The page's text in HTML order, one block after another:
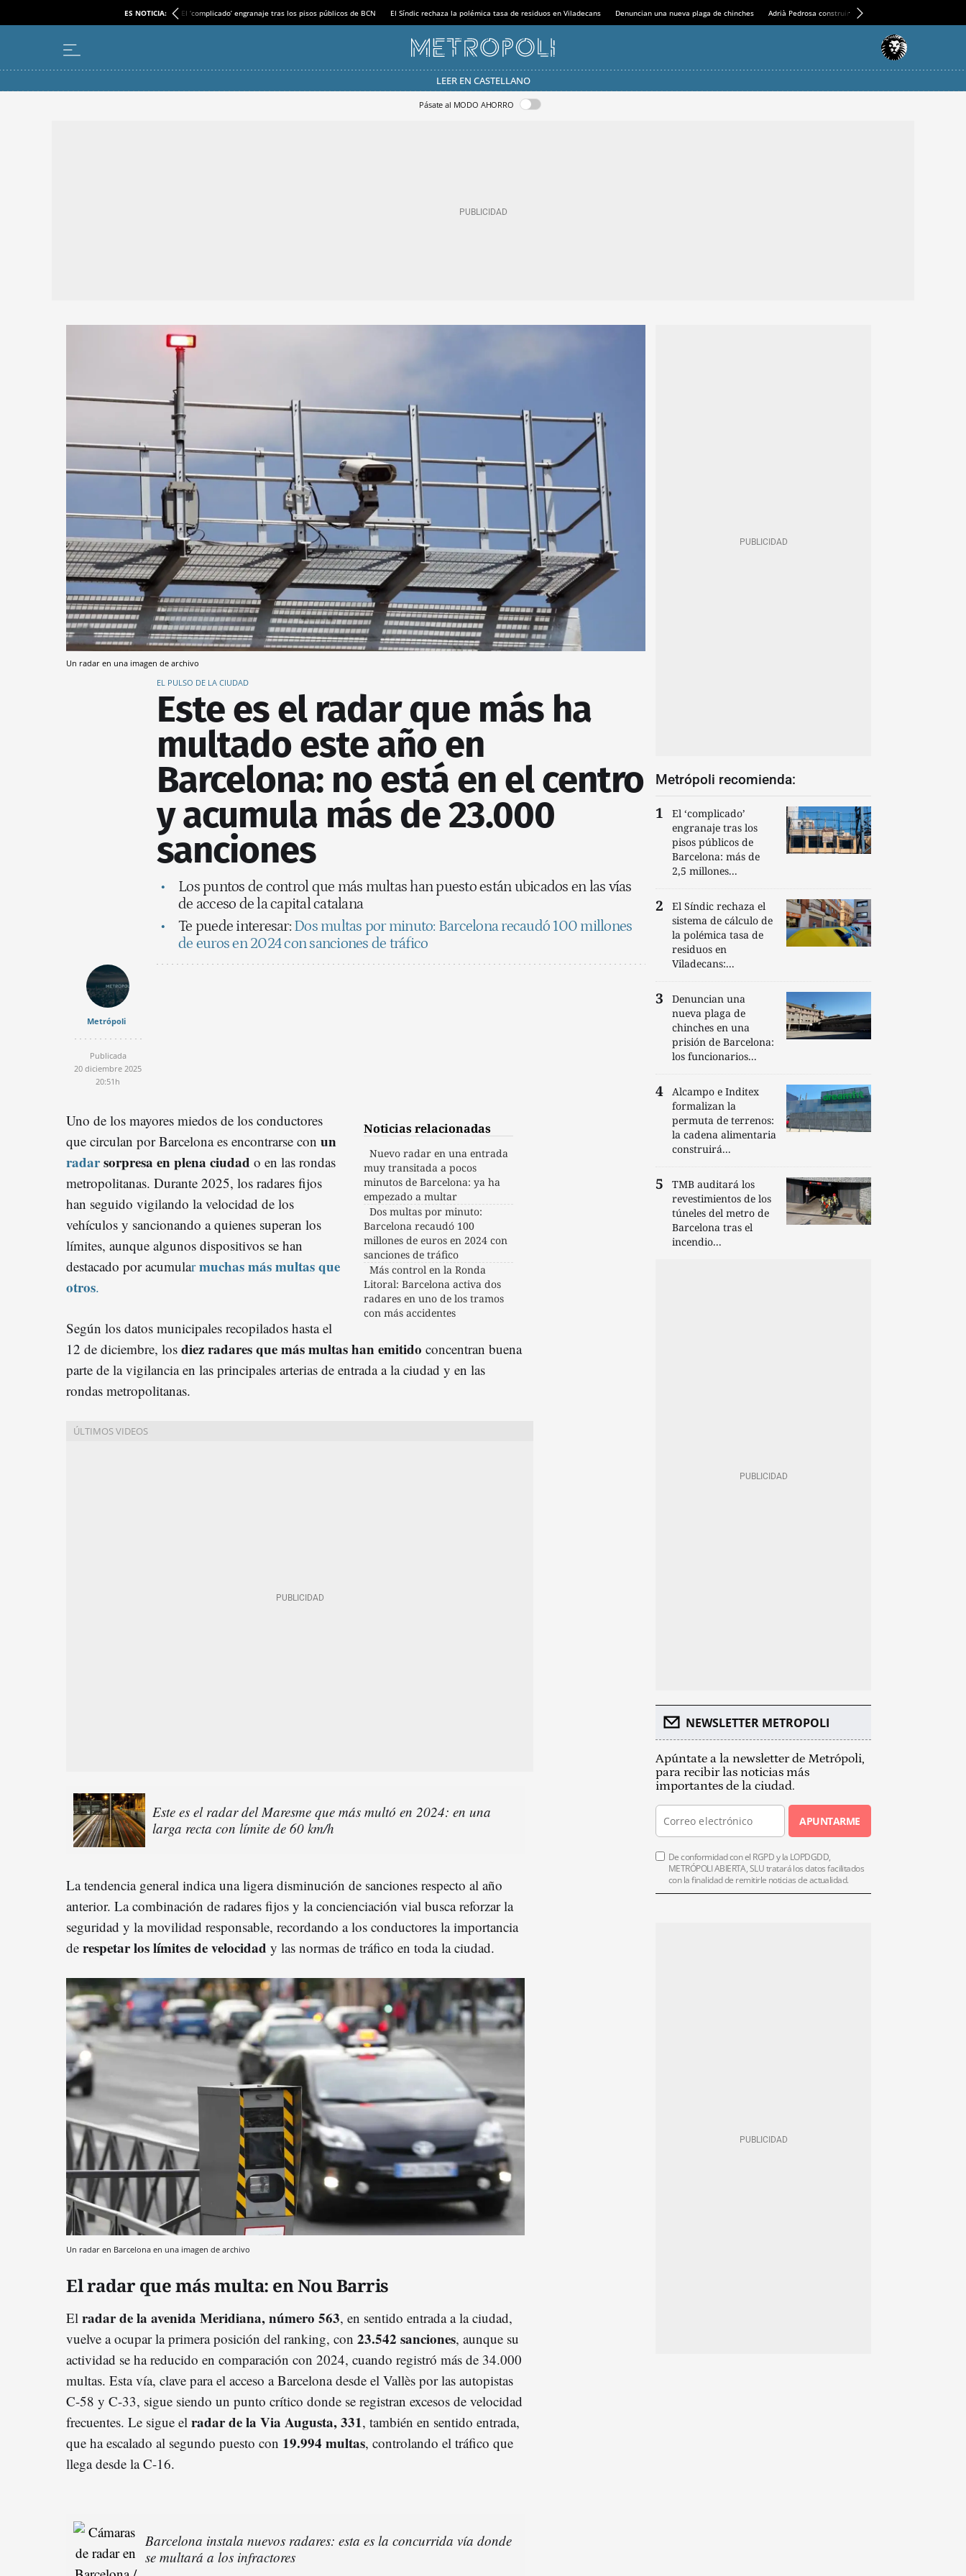
ES NOTICIA: El ‘complicado’ engranaje tras los pisos públicos de BCN El Síndic rechaza la polémica tasa de residuos en Viladecans Denuncian una nueva plaga de chinches Adrià Pedrosa construirá la nueva residencia en el
LEER EN CASTELLANO
Pásate al MODO AHORRO
Un radar en una imagen de archivo
EL PULSO DE LA CIUDAD
Este es el radar que más ha
multado este año en
Barcelona: no está en el centro
y acumula más de 23.000
sanciones
Los puntos de control que más multas han puesto están ubicados en las vías
de acceso de la capital catalana
Te puede interesar: Dos multas por minuto: Barcelona recaudó 100 millones
de euros en 2024 con sanciones de tráfico
Metrópoli
Publicada
20 diciembre 2025
20:51h
Noticias relacionadas
Nuevo radar en una entrada
muy transitada a pocos
minutos de Barcelona: ya ha
empezado a multar
Dos multas por minuto:
Barcelona recaudó 100
millones de euros en 2024 con
sanciones de tráfico
Más control en la Ronda
Litoral: Barcelona activa dos
radares en uno de los tramos
con más accidentes
Uno de los mayores miedos de los conductores
que circulan por Barcelona es encontrarse con un
radarsorpresa en plena ciudad o en las rondas
metropolitanas. Durante 2025, los radares fijos
han seguido vigilando la velocidad de los
vehículos y sancionando a quienes superan los
límites, aunque algunos dispositivos se han
destacado por acumularmuchas más multas que
otros.
Según los datos municipales recopilados hasta el
12 de diciembre, los diez radares que más multas han emitido concentran buena
parte de la vigilancia en las principales arterias de entrada a la ciudad y en las
rondas metropolitanas.
Este es el radar del Maresme que más multó en 2024: en una
larga recta con límite de 60 km/h
La tendencia general indica una ligera disminución de sanciones respecto al año
anterior. La combinación de radares fijos y la concienciación vial busca reforzar la
seguridad y la movilidad responsable, recordando a los conductores la importancia
de respetar los límites de velocidad y las normas de tráfico en toda la ciudad.
Un radar en Barcelona en una imagen de archivo
El radar que más multa: en Nou Barris
El radar de la avenida Meridiana, número 563, en sentido entrada a la ciudad,
vuelve a ocupar la primera posición del ranking, con 23.542 sanciones, aunque su
actividad se ha reducido en comparación con 2024, cuando registró más de 34.000
multas. Esta vía, clave para el acceso a Barcelona desde el Vallès por las autopistas
C-58 y C-33, sigue siendo un punto crítico donde se registran excesos de velocidad
frecuentes. Le sigue el radar de la Via Augusta, 331, también en sentido entrada,
que ha escalado al segundo puesto con 19.994 multas, controlando el tráfico que
llega desde la C-16.
Barcelona instala nuevos radares: esta es la concurrida vía donde
se multará a los infractores
Metrópoli recomienda:
El ‘complicado’
engranaje tras los
pisos públicos de
Barcelona: más de
2,5 millones...
El Síndic rechaza el
sistema de cálculo de
la polémica tasa de
residuos en
Viladecans:...
Denuncian una
nueva plaga de
chinches en una
prisión de Barcelona:
los funcionarios...
Alcampo e Inditex
formalizan la
permuta de terrenos:
la cadena alimentaria
construirá...
TMB auditará los
revestimientos de los
túneles del metro de
Barcelona tras el
incendio...
NEWSLETTER METROPOLI
Apúntate a la newsletter de Metrópoli,
para recibir las noticias más
importantes de la ciudad.
APUNTARME
De conformidad con el RGPD y la LOPDGDD,
METRÓPOLI ABIERTA, SLU tratará los datos facilitados
con la finalidad de remitirle noticias de actualidad.